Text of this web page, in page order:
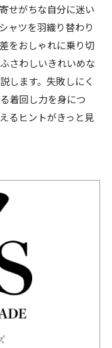
せがちな自分に迷い
ャツを羽織り替わり
をおしゃれに乗り切
さわしいきれいめな
します。失敗しにく
着回し力を身につ
るヒントがきっと見